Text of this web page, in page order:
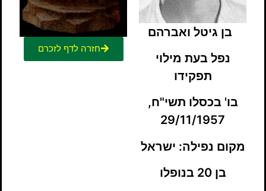
בן גיטל ואברהם
נפל בעת מילוי
תפקידו
בו' בכסלו תשי"ח,
29/11/1957
מקום נפילה: ישראל
בן 20 בנופלו
חזרה לדף לזכרם